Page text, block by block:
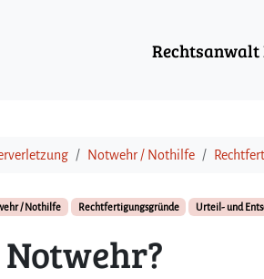
Notwehr / Nothilfe
/ Nothilfe Rechtfertigungsgründe Urteil- und